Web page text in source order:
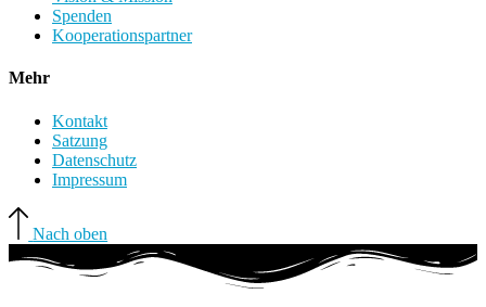
Spenden
Kooperationspartner
Mehr
Kontakt
Satzung
Datenschutz
Impressum
Nach oben